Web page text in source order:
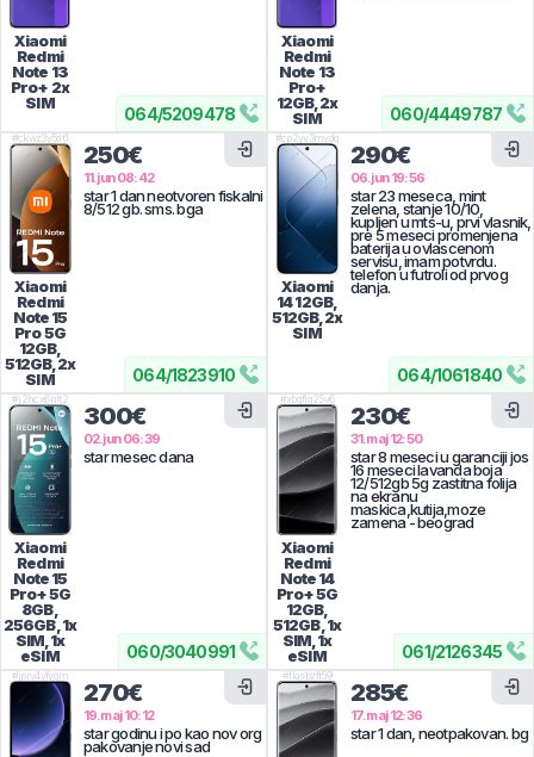
064/5209478
Xiaomi
Redmi
Note 13
Pro+ 2x
SIM
060/4449787
Xiaomi
Redmi
Note 13
Pro+
12GB, 2x
SIM
064/1823910
#ckwz3y5dt1
Xiaomi
Redmi
Note 15
Pro 5G
12GB,
512GB, 2x
SIM
250€
11.jun 08:42
star 1 dan neotvoren fiskalni
8/512 gb. sms. bga
064/1061840
#cp2yv3mydg
Xiaomi
1412GB,
512GB, 2x
SIM
290€
06.jun 19:56
star 23 meseca, mint
zelena, stanje 10/10,
kupljen u mts-u, prvi vlasnik,
pre 5 meseci promenjena
baterija u ovlascenom
servisu, imam potvrdu.
telefon u futroli od prvog
danja.
060/3040991
#j2hcx6nlt2
Xiaomi
Redmi
Note 15
Pro+ 5G
8GB,
256GB, 1x
SIM, 1x
eSIM
300€
02.jun 06:39
star mesec dana
061/2126345
#xbgflg25v6
Xiaomi
Redmi
Note 14
Pro+ 5G
12GB,
512GB, 1x
SIM, 1x
eSIM
230€
31.maj 12:50
star 8 meseci u garanciji jos
16 meseci lavanda boja
12/512gb 5g zastitna folija
na ekranu
maskica,kutija,moze
zamena - beograd
#jprv4yfygm
270€
19.maj 10:12
star godinu i po kao nov org
pakovanje novi sad
#flgsbzft59
285€
17.maj 12:36
star 1 dan, neotpakovan. bg